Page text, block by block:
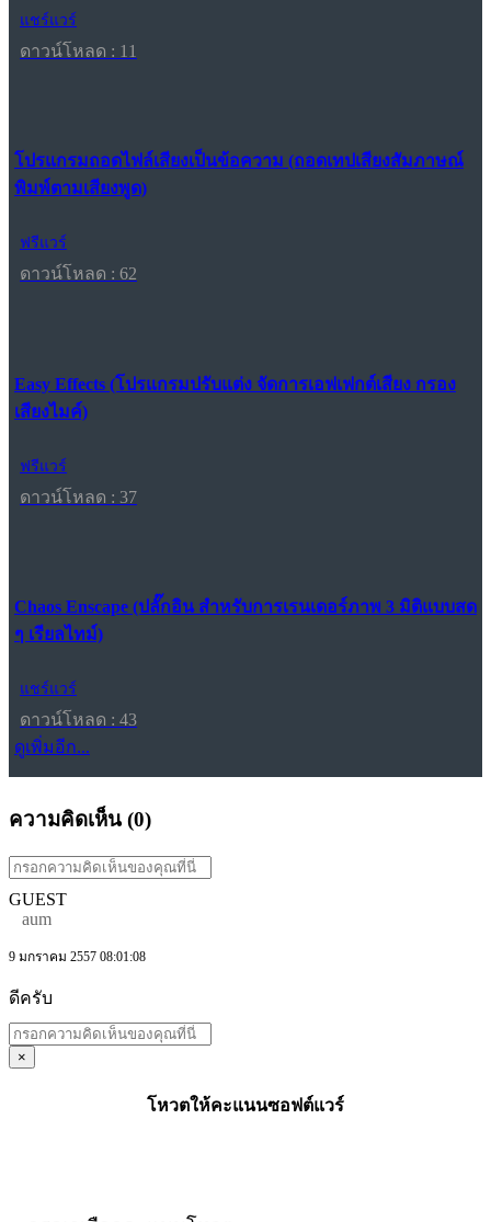
แชร์แวร์
ดาวน์โหลด : 11
โปรแกรมถอดไฟล์เสียงเป็นข้อความ (ถอดเทปเสียงสัมภาษณ์
พิมพ์ตามเสียงพูด)
ฟรีแวร์
ดาวน์โหลด : 62
Easy Effects (โปรแกรมปรับแต่ง จัดการเอฟเฟกต์เสียง กรอง
เสียงไมค์)
ฟรีแวร์
ดาวน์โหลด : 37
Chaos Enscape (ปลั๊กอิน สำหรับการเรนเดอร์ภาพ 3 มิติแบบสด
ๆ เรียลไทม์)
แชร์แวร์
ดาวน์โหลด : 43
ดูเพิ่มอีก...
ความคิดเห็น (0)
GUEST
aum
9 มกราคม 2557 08:01:08
ดีครับ
×
โหวตให้คะแนนซอฟต์แวร์